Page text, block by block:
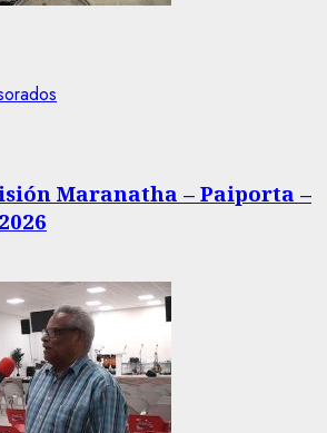
Maranatha – Paiporta –